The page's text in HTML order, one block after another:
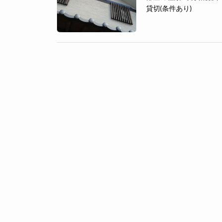
貸切(条件あり)